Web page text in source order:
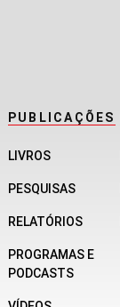
PUBLICAÇÕES
LIVROS
PESQUISAS
RELATÓRIOS
PROGRAMAS E
PODCASTS